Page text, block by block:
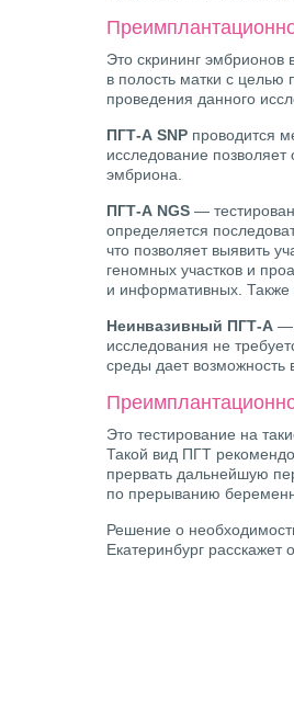
Это скрининг
в полость матки с
проведения данного
ПГТ-А SNP проводится
исследование
эмбриона.
ПГТ-А NGS —
определяется
что позволяет выявить
геномных участков и
и информативных. Также
Неинвазивный ПГТ-А —
исследования не
среды дает возможность
Это тестирование на
Такой вид ПГТ
прервать дальнейшую
по прерыванию
Решение о
Екатеринбург